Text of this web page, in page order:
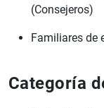
(Consejeros)
Familiares de
Categoría